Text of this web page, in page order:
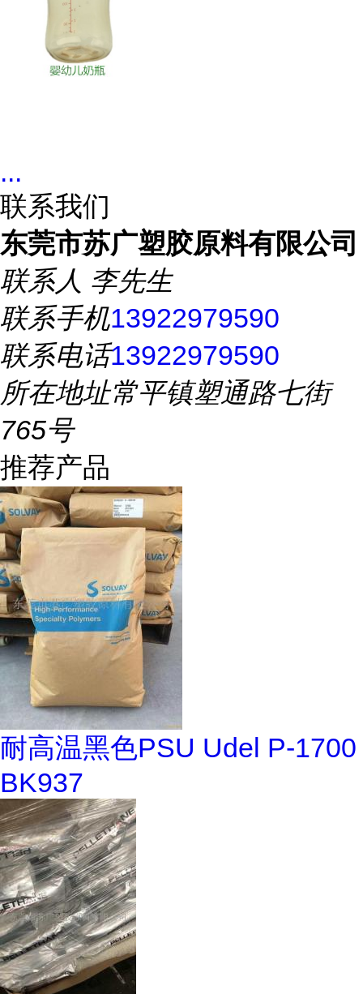
...
联系我们
东莞市苏广塑胶原料有限公司
联系人 李先生
联系手机13922979590
联系电话13922979590
所在地址常平镇塑通路七街
765号
推荐产品
耐高温黑色PSU Udel P-1700
BK937